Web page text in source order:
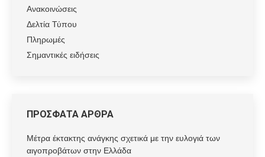
Ανακοινώσεις
Δελτία Τύπου
Πληρωμές
Σημαντικές ειδήσεις
ΠΡΟΣΦΑΤΑ ΑΡΘΡΑ
Μέτρα έκτακτης ανάγκης σχετικά με την ευλογιά των
αιγοπροβάτων στην Ελλάδα